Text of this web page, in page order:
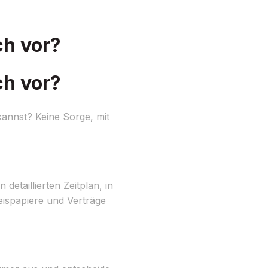
vor?
vor?
Keine Sorge, mit
detaillierten Zeitplan, in
und Verträge